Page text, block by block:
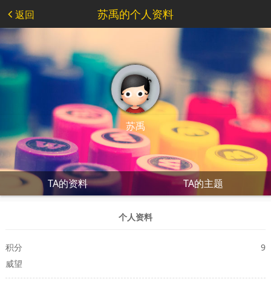
返回 苏禹的个人资料
苏禹
TA的资料 TA的主题
个人资料
积分
9
威望